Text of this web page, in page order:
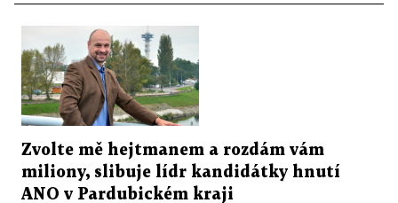
Zvolte mě hejtmanem a rozdám vám
miliony, slibuje lídr kandidátky hnutí
ANO v Pardubickém kraji